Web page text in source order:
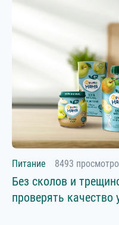
Питание 8493
Без сколов и
проверять качество